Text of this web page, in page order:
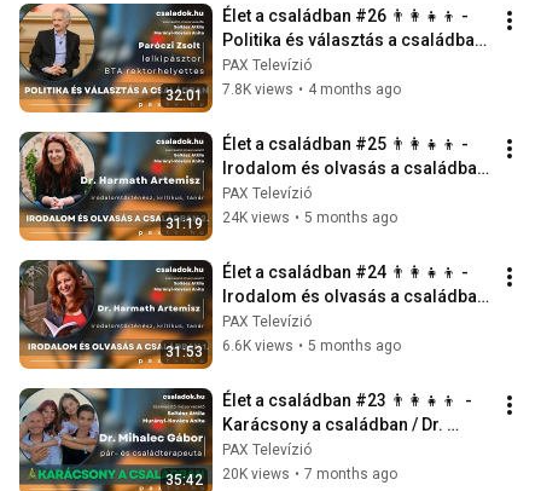
32:01
Élet a családban #26 👨‍👩‍👧‍👦 -
Politika és választás a családban
/ Paróczi Zsolt
PAX Televízió
7.8K views • 4 months ago
31:19
Élet a családban #25 👨‍👩‍👧‍👦 -
Irodalom és olvasás a családban,
2. rész / Dr. Harmath Artemisz
PAX Televízió
24K views • 5 months ago
31:53
Élet a családban #24 👨‍👩‍👧‍👦 -
Irodalom és olvasás a családban,
1. rész / Dr. Harmath Artemisz
PAX Televízió
6.6K views • 5 months ago
35:42
Élet a családban #23 👨‍👩‍👧‍👦  -
Karácsony a családban / Dr.
Mihalec Gábor
PAX Televízió
20K views • 7 months ago